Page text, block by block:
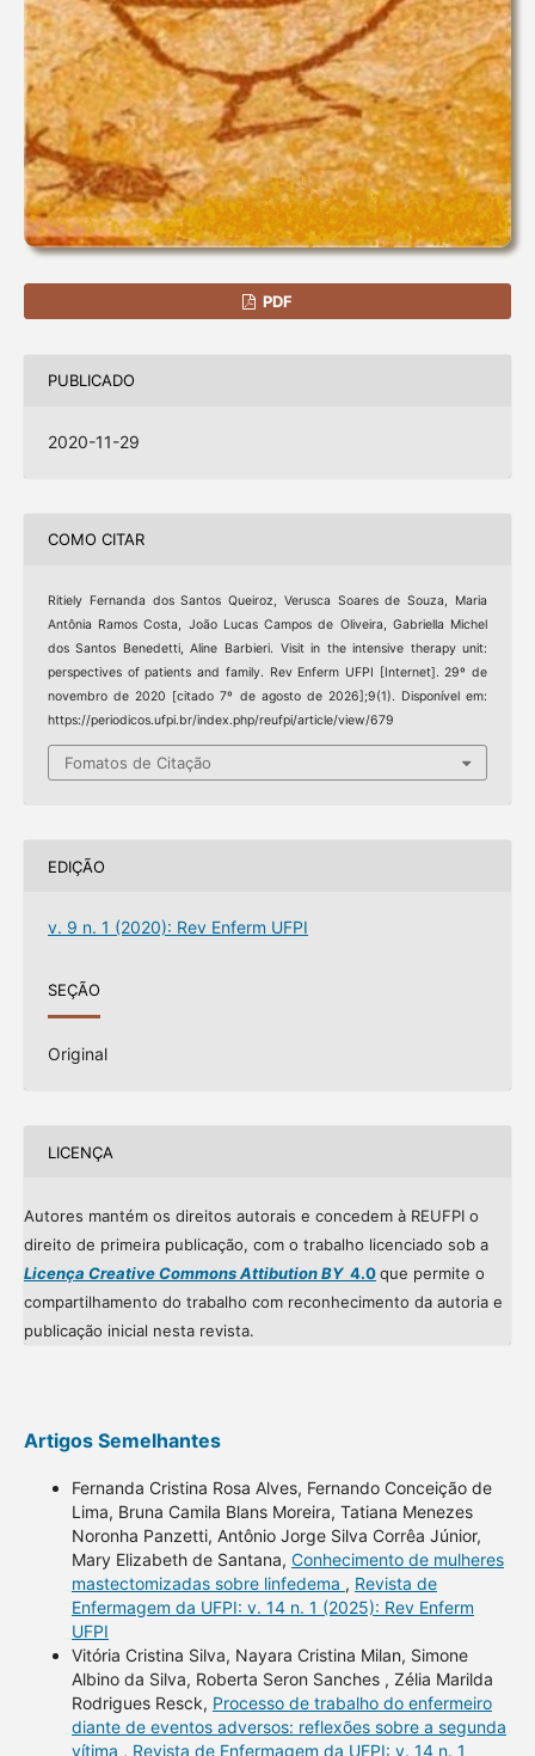
PDF
PUBLICADO
2020-11-29
COMO CITAR
Ritiely Fernanda dos Santos Queiroz, Verusca Soares de Souza, Maria
Antônia Ramos Costa, João Lucas Campos de Oliveira, Gabriella Michel
dos Santos Benedetti, Aline Barbieri. Visit in the intensive therapy unit:
perspectives of patients and family. Rev Enferm UFPI [Internet]. 29º de
novembro de 2020 [citado 7º de agosto de 2026];9(1). Disponível em:
https://periodicos.ufpi.br/index.php/reufpi/article/view/679
Fomatos de Citação
EDIÇÃO
v. 9 n. 1 (2020): Rev Enferm UFPI
SEÇÃO
Original
LICENÇA
Autores mantém os direitos autorais e concedem à REUFPI o
direito de primeira publicação, com o trabalho licenciado sob a
Licença Creative Commons Attibution BY4.0que permite o
compartilhamento do trabalho com reconhecimento da autoria e
publicação inicial nesta revista.
Artigos Semelhantes
Fernanda Cristina Rosa Alves, Fernando Conceição de
Lima, Bruna Camila Blans Moreira, Tatiana Menezes
Noronha Panzetti, Antônio Jorge Silva Corrêa Júnior,
Mary Elizabeth de Santana, Conhecimento de mulheres
mastectomizadas sobre linfedema , Revista de
Enfermagem da UFPI: v. 14 n. 1 (2025): Rev Enferm
UFPI
Vitória Cristina Silva, Nayara Cristina Milan, Simone
Albino da Silva, Roberta Seron Sanches , Zélia Marilda
Rodrigues Resck, Processo de trabalho do enfermeiro
diante de eventos adversos: reflexões sobre a segunda
vítima , Revista de Enfermagem da UFPI: v. 14 n. 1